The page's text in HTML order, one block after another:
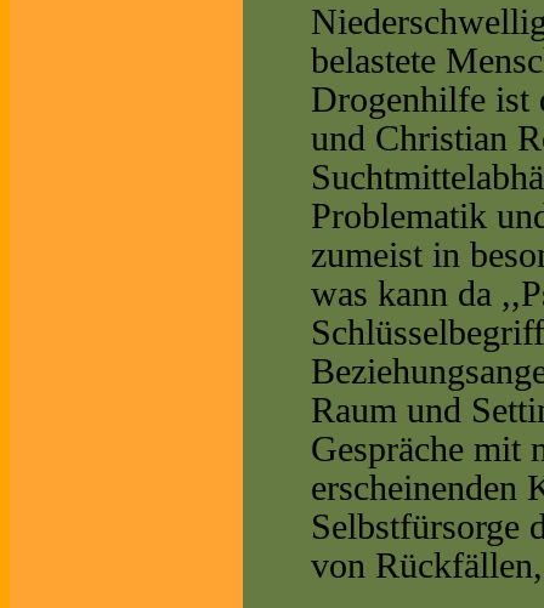
belastete
Drogenhilfe ist
und Christian
Problematik
zumeist in
was kann da
Raum und
Gespräche mit
erscheinenden
Selbstfürsorge
von